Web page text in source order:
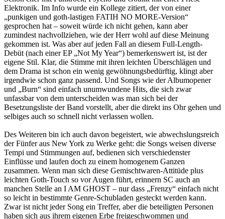
Elektronik. Im Info wurde ein Kollege zitiert, der von einer
„punkigen und goth-lastigen FATIH NO MORE-Version“
gesprochen hat – soweit würde ich nicht gehen, kann aber
zumindest nachvollziehen, wie der Herr wohl auf diese Meinung
gekommen ist. Was aber auf jeden Fall an diesem Full-Length-
Debüt (nach einer EP „Not My Year“) bemerkenswert ist, ist der
eigene Stil. Klar, die Stimme mit ihren leichten Überschlägen und
dem Drama ist schon ein wenig gewöhnungsbedürftig, klingt aber
irgendwie schon ganz passend. Und Songs wie der Albumopener
und „Burn“ sind einfach unumwundene Hits, die sich zwar
unfassbar von dem unterscheiden was man sich bei der
Besetzungsliste der Band vorstellt, aber die direkt ins Ohr gehen und
selbiges auch so schnell nicht verlassen wollen.
Des Weiteren bin ich auch davon begeistert, wie abwechslungsreich
der Fünfer aus New York zu Werke geht: die Songs weisen diverse
Tempi und Stimmungen auf, bedienen sich verschiedenster
Einflüsse und laufen doch zu einem homogenem Ganzen
zusammen. Wenn man sich diese Gemischtwaren-Attitüde plus
leichten Goth-Touch so vor Augen führt, erinnern SC auch an
manchen Stelle an I AM GHOST – nur dass „Frenzy“ einfach nicht
so leicht in bestimmte Genre-Schubladen gesteckt werden kann.
Zwar ist nicht jeder Song ein Treffer, aber die beteiligten Personen
haben sich aus ihrem eigenen Erbe freigeschwommen und